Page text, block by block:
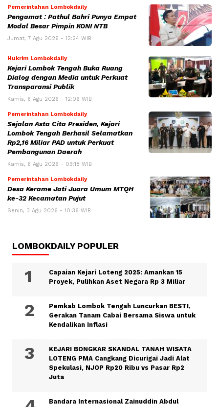
Pemerintahan Lombokdaily
Pengamat : Pathul Bahri Punya Empat
Modal Besar Pimpin KONI NTB
Jumat, 7 Agu 2026 - 12:24 WIB
Hukrim Lombokdaily
Kejari Lombok Tengah Buka Ruang
Dialog dengan Media untuk Perkuat
Transparansi Publik
Kamis, 6 Agu 2026 - 12:06 WIB
Pemerintahan Lombokdaily
Sejalan Asta Cita Presiden, Kejari
Lombok Tengah Berhasil Selamatkan
Rp2,16 Miliar PAD untuk Perkuat
Pembangunan Daerah
Kamis, 6 Agu 2026 - 09:18 WIB
Pemerintahan Lombokdaily
Desa Kerame Jati Juara Umum MTQH
ke-32 Kecamatan Pujut
Senin, 3 Agu 2026 - 10:36 WIB
LOMBOKDAILY POPULER
Capaian Kejari Loteng 2025: Amankan 15
Proyek, Pulihkan Aset Negara Rp 3 Miliar
Pemkab Lombok Tengah Luncurkan BESTI,
Gerakan Tanam Cabai Bersama Siswa untuk
Kendalikan Inflasi
KEJARI BONGKAR SKANDAL TANAH WISATA
LOTENG PMA Cangkang Dicurigai Jadi Alat
Spekulasi, NJOP Rp20 Ribu vs Pasar Rp2
Juta
Bandara Internasional Zainuddin Abdul